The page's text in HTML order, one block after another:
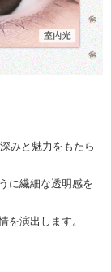
みと魅力をもたら
に繊細な透明感を
を演出します。